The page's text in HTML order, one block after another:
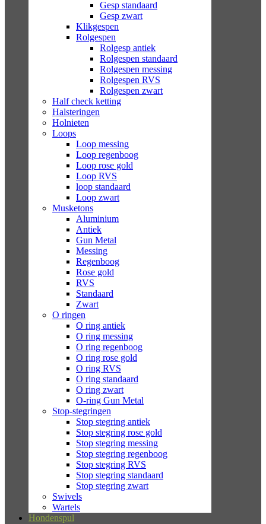
Gesp standaard
Gesp zwart
Klikgespen
Rolgespen
Rolgesp antiek
Rolgespen standaard
Rolgespen messing
Rolgespen RVS
Rolgespen zwart
Half check ketting
Halsteringen
Holnieten
Loops
Loop messing
Loop regenboog
Loop rose gold
Loop RVS
loop standaard
Loop zwart
Musketons
Aluminium
Antiek
Gun Metal
Messing
Regenboog
Rose gold
RVS
Standaard
Zwart
O ringen
O ring antiek
O ring messing
O ring regenboog
O ring rose gold
O ring RVS
O ring standaard
O ring zwart
O-ring Gun Metal
Stop-stegringen
Stop stegring antiek
Stop stegring rose gold
Stop stegring messing
Stop stegring regenboog
Stop stegring RVS
Stop stegring standaard
Stop stegring zwart
Swivels
Wartels
Hondenspul